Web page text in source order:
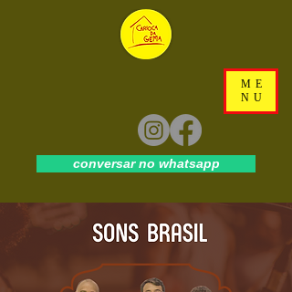
ME
NU
conversar no whatsapp